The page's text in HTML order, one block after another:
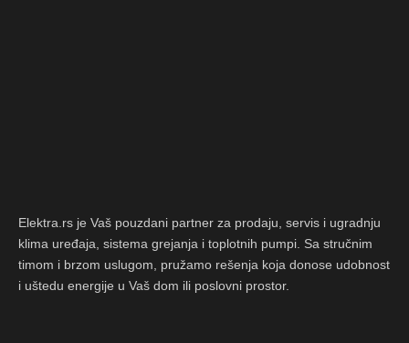
Elektra.rs je Vaš pouzdani partner za prodaju, servis i ugradnju
klima uređaja, sistema grejanja i toplotnih pumpi. Sa stručnim
timom i brzom uslugom, pružamo rešenja koja donose udobnost
i uštedu energije u Vaš dom ili poslovni prostor.